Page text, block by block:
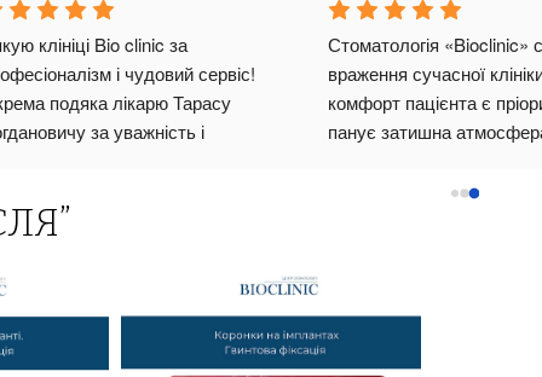
слова вдячності
персоналу стоматології
дякую Вам за теплий
та професіоналізм, тут
видаляти зуби мудрості ( я
Богдановича - не
вже буде видалено
чекати поки подіє
Дякую клініці Bio clinic за
професіоналізм і чудовий
Окрема подяка лікарю Тарасу
Богдановичу за уважність і
.Сучасне обладнання,чистота
рекомендую всім !